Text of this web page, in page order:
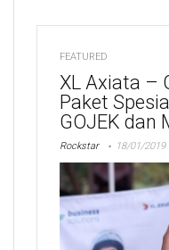
FEATURED
XL Axiata –
Paket
GOJEK dan
Rockstar 18/01/2019